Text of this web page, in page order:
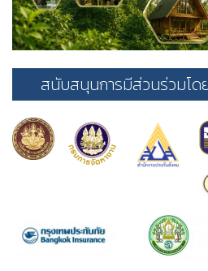
สนับสนุนการมีส่วนร่วมโด